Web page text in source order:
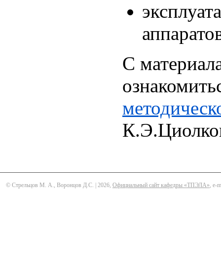
С
© Стрельцов М. А., Воронцов Д.С. | 2026, Официальный сайт кафедры «ТПЭЛА», e-